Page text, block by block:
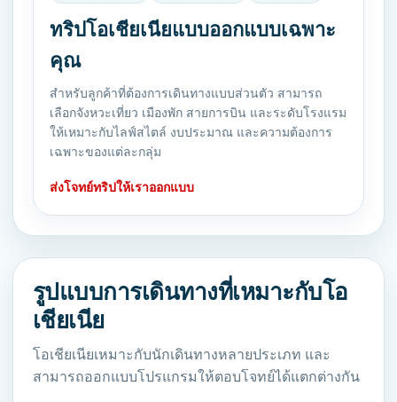
ทริปโอเชียเนียแบบออกแบบเฉพาะ
คุณ
สำหรับลูกค้าที่ต้องการเดินทางแบบส่วนตัว สามารถ
เลือกจังหวะเที่ยว เมืองพัก สายการบิน และระดับโรงแรม
ให้เหมาะกับไลฟ์สไตล์ งบประมาณ และความต้องการ
เฉพาะของแต่ละกลุ่ม
ส่งโจทย์ทริปให้เราออกแบบ
รูปแบบการเดินทางที่เหมาะกับโอ
เชียเนีย
โอเชียเนียเหมาะกับนักเดินทางหลายประเภท และ
สามารถออกแบบโปรแกรมให้ตอบโจทย์ได้แตกต่างกัน